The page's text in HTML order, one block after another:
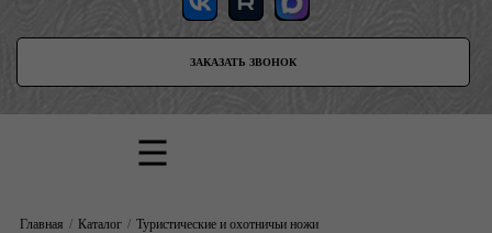
ЗАКАЗАТЬ ЗВОНОК
Главная Каталог Туристические и охотничьи ножи